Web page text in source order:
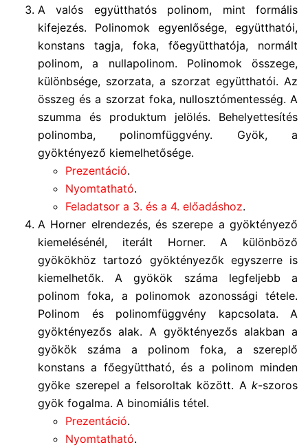
A valós együtthatós polinom, mint formális
kifejezés. Polinomok egyenlősége, együtthatói,
konstans tagja, foka, főegyütthatója, normált
polinom, a nullapolinom. Polinomok összege,
különbsége, szorzata, a szorzat együtthatói. Az
összeg és a szorzat foka, nullosztómentesség. A
szumma és produktum jelölés. Behelyettesítés
polinomba, polinomfüggvény. Gyök, a
gyöktényező kiemelhetősége.
Prezentáció.
Nyomtatható.
Feladatsor a 3. és a 4. előadáshoz.
A Horner elrendezés, és szerepe a gyöktényező
kiemelésénél, iterált Horner. A különböző
gyökökhöz tartozó gyöktényezők egyszerre is
kiemelhetők. A gyökök száma legfeljebb a
polinom foka, a polinomok azonossági tétele.
Polinom és polinomfüggvény kapcsolata. A
gyöktényezős alak. A gyöktényezős alakban a
gyökök száma a polinom foka, a szereplő
konstans a főegyüttható, és a polinom minden
gyöke szerepel a felsoroltak között. A k-szoros
gyök fogalma. A binomiális tétel.
Prezentáció.
Nyomtatható.